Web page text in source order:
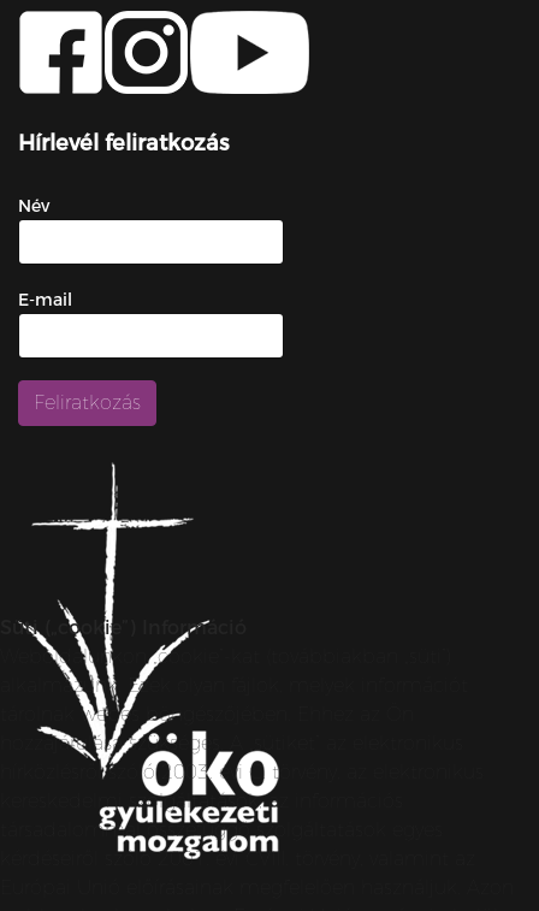
Hírlevél feliratkozás
Név
E-mail
Süti („cookie”) Információ
Weboldalunkon „cookie”-kat (továbbiakban „süti”)
alkalmazunk. Ezek olyan fájlok, melyek információt
tárolnak webes böngészőjében. Ehhez az Ön
hozzájárulása szükséges. A „sütiket” az elektronikus
hírközlésről szóló 2003. évi C. törvény, az elektronikus
kereskedelmi szolgáltatások, az információs
társadalommal összefüggő szolgáltatások egyes
kérdéseiről szóló 2001. évi CVIII. törvény, valamint az